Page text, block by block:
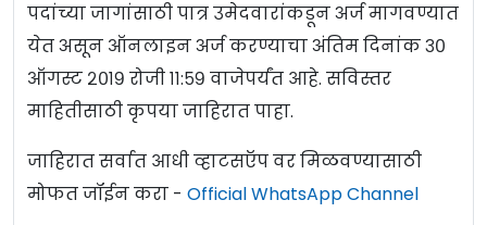
पदांच्या जागांसाठी पात्र उमेदवारांकडून अर्ज मागवण्यात
येत असून ऑनलाइन अर्ज करण्याचा अंतिम दिनांक ३०
ऑगस्ट २०१९ रोजी ११:५९ वाजेपर्यंत आहे. सविस्तर
माहितीसाठी कृपया जाहिरात पाहा.
जाहिरात सर्वात आधी व्हाटसऍप वर मिळवण्यासाठी
मोफत जॉईन करा - Official WhatsApp Channel